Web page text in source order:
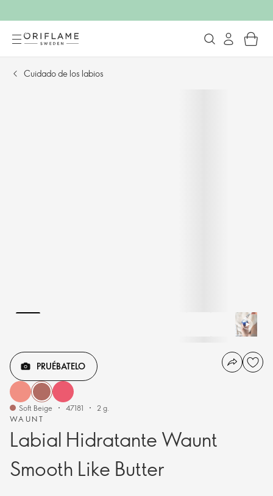
Cuidado de los labios
WAUNT
Labial Hidratante Waunt
Smooth Like Butter
PRUÉBATELO
Soft Beige 47181 2 g.